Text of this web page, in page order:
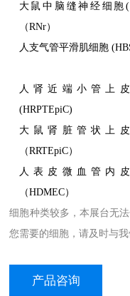
大鼠中脑缝神经细胞
（RNr）
人支气管平滑肌细胞
人肾近端小管上
(HRPTEpiC)
大鼠肾脏管状上
（RRTEpiC）
人表皮微血管内
（HDMEC）
细胞种类较多，本展台无
您需要的细胞，请及时与
产品咨询